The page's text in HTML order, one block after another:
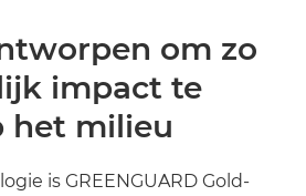
om zo
impact te
het milieu
is GREENGUARD Gold-